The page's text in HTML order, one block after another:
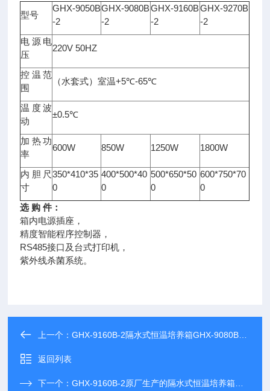
型号
GHX-9050B
-2
GHX-9080B
-2
GHX-9160B
-2
GHX-9270B
-2
电源电
压
220V 50HZ
控温范
围
（水套式）室温+5℃-65℃
温度波
动
±0.5℃
加热功
率
600W 850W 1250W 1800W
内胆尺
寸
350*410*35
0
400*500*40
0
500*650*50
0
600*750*70
0
选 购 件：
箱内电源插座，
精度智能程序控制器，
RS485接口及台式打印机，
紫外线杀菌系统。
上一个：GHX-9160B-2隔水式恒温培养箱GHX-9080B-2专业制造厂家
返回列表
下一个：GHX-9160B-2原厂生产的隔水式恒温培养箱GHX-9080B-2长期现货供应